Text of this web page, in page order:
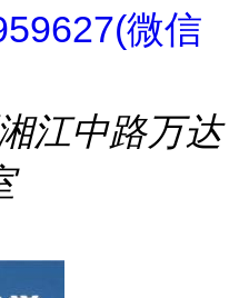
微信
江中路万达